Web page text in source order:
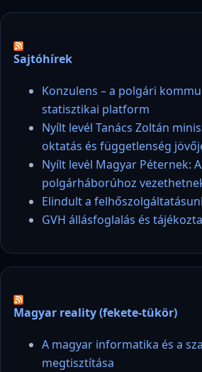
Sajtóhírek
Konzulens – a polgári
statisztikai platform
Nyílt levél Tanács Zoltán
oktatás és függetlenség
Nyílt levél Magyar Péternek:
polgárháborúhoz
Elindult a
GVH állásfoglalás és
Magyar reality (fekete-tükör)
A magyar informatika és a
megtisztítása